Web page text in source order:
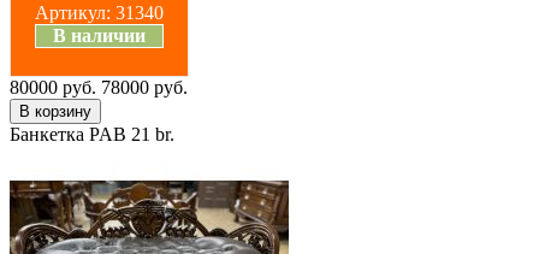
Артикул: 31340
В наличии
80000 руб. 78000 руб.
Банкетка PAB 21 br.